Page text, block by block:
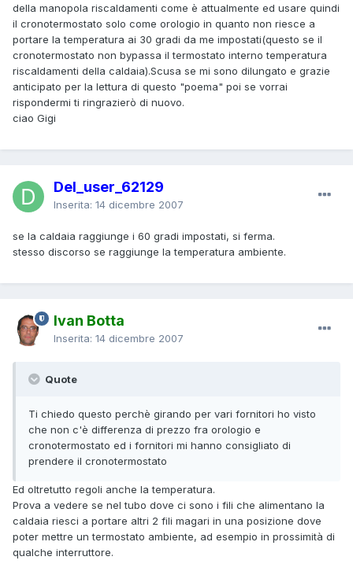
della manopola riscaldamenti come è attualmente ed usare quindi
il cronotermostato solo come orologio in quanto non riesce a
portare la temperatura ai 30 gradi da me impostati(questo se il
cronotermostato non bypassa il termostato interno temperatura
riscaldamenti della caldaia).Scusa se mi sono dilungato e grazie
anticipato per la lettura di questo "poema" poi se vorrai
rispondermi ti ringrazierò di nuovo.
ciao Gigi
Del_user_62129
Inserita: 14 dicembre 2007
se la caldaia raggiunge i 60 gradi impostati, si ferma.
stesso discorso se raggiunge la temperatura ambiente.
Ivan Botta
Inserita: 14 dicembre 2007
Quote
Ti chiedo questo perchè girando per vari fornitori ho visto
che non c'è differenza di prezzo fra orologio e
cronotermostato ed i fornitori mi hanno consigliato di
prendere il cronotermostato
Ed oltretutto regoli anche la temperatura.
Prova a vedere se nel tubo dove ci sono i fili che alimentano la
caldaia riesci a portare altri 2 fili magari in una posizione dove
poter mettre un termostato ambiente, ad esempio in prossimità di
qualche interruttore.